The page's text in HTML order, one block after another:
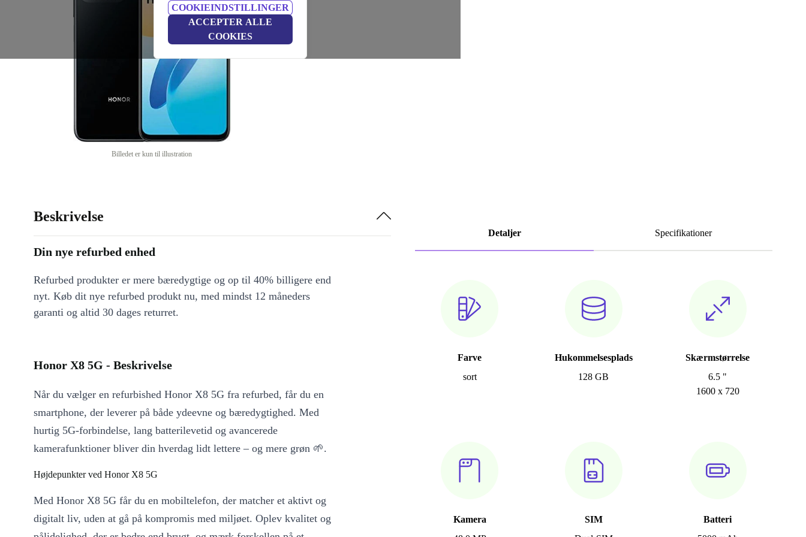
COOKIEINDSTILLINGER
ACCEPTER ALLE
COOKIES
Billedet er kun til illustration
Detaljer Specifikationer
Farve
sort
Hukommelsesplads
128 GB
Skærmstørrelse
6.5 "
1600 x 720
Kamera
SIM
Batteri
Beskrivelse
Din nye refurbed enhed
Refurbed produkter er mere bæredygtige og op til 40% billigere end
nyt. Køb dit nye refurbed produkt nu, med mindst 12 måneders
garanti og altid 30 dages returret.
Honor X8 5G - Beskrivelse
Når du vælger en refurbished Honor X8 5G fra refurbed, får du en
smartphone, der leverer på både ydeevne og bæredygtighed. Med
hurtig 5G-forbindelse, lang batterilevetid og avancerede
kamerafunktioner bliver din hverdag lidt lettere – og mere grøn 🌱.
Højdepunkter ved Honor X8 5G
Med Honor X8 5G får du en mobiltelefon, der matcher et aktivt og
digitalt liv, uden at gå på kompromis med miljøet. Oplev kvalitet og